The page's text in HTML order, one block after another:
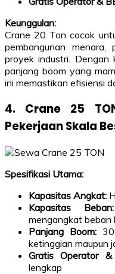
Keunggulan:
Crane 20 Ton cocok
pembangunan
proyek industri.
panjang boom yang
ini memastikan efisiensi
4. Crane 25
Pekerjaan Skala
Spesifikasi Utama:
Kapasitas Angkat:
Kapasitas Beban:
mengangkat beban
Panjang Boom:30
ketinggian maupun
Gratis Operator
lengkap